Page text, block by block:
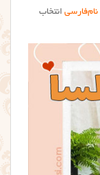
نام‌فارسی انتخاب